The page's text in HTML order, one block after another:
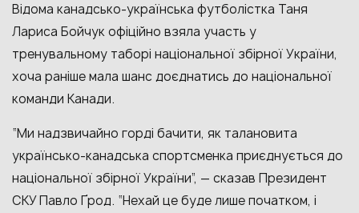
Відома канадсько-українська футболістка Таня
Лариса Бойчук офіційно взяла участь у
тренувальному таборі національної збірної України,
хоча раніше мала шанс доєднатись до національної
команди Канади.
“Ми надзвичайно горді бачити, як талановита
українсько-канадська спортсменка приєднується до
національної збірної України”, — сказав Президент
СКУ Павло Ґрод. “Нехай це буде лише початком, і